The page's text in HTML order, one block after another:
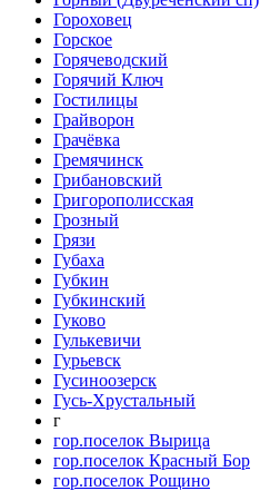
Гороховец
Горское
Горячеводский
Горячий Ключ
Гостилицы
Грайворон
Грачёвка
Гремячинск
Грибановский
Григорополисская
Грозный
Грязи
Губаха
Губкин
Губкинский
Гуково
Гулькевичи
Гурьевск
Гусиноозерск
Гусь-Хрустальный
г
гор.поселок Вырица
гор.поселок Красный Бор
гор.поселок Рощино